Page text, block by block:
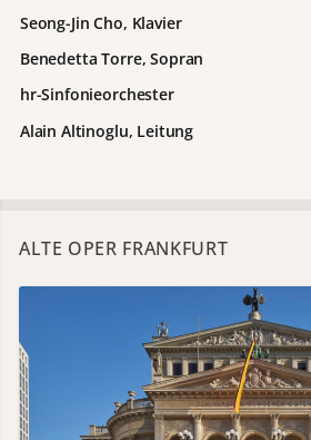
Seong-Jin Cho, Klavier
Benedetta Torre, Sopran
hr-Sinfonieorchester
Alain Altinoglu, Leitung
ALTE OPER FRANKFURT